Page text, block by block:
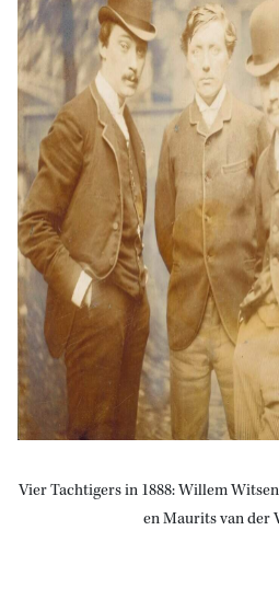
Vier Tachtigers in 1888: Willem
en Maurits van der